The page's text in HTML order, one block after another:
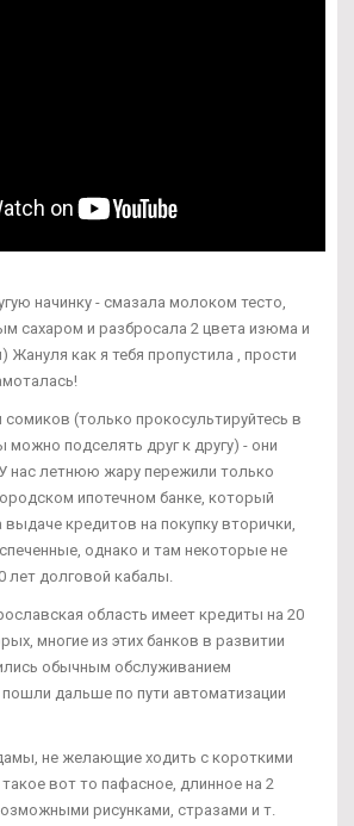
начинку - смазала молоком тесто,
сахаром и разбросала 2 цвета изюма и
Жануля как я тебя пропустила , прости
сомиков (только прокосультируйтесь в
можно подселять друг к другу) - они
нас летнюю жару пережили только
ипотечном банке, который
выдаче кредитов на покупку вторички,
однако и там некоторые не
долговой кабалы.
область имеет кредиты на 20
многие из этих банков в развитии
обычным обслуживанием
дальше по пути автоматизации
не желающие ходить с короткими
вот то пафасное, длинное на 2
рисунками, стразами и т.